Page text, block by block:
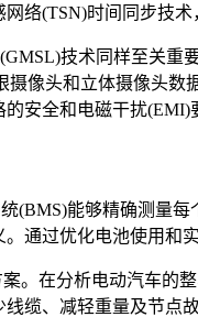
络(TSN)时间同步技
技术同样至关重
摄像头和立体摄像头
安全和电磁干扰(EMI)
(BMS)能够精确测量
通过优化电池使用和
。在分析电动汽车的
缆、减轻重量及节点